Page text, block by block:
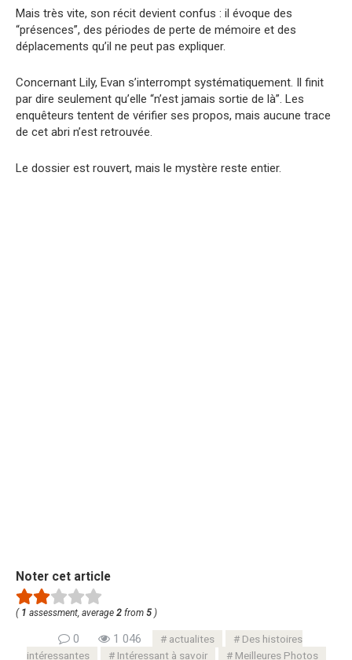
Mais très vite, son récit devient confus : il évoque des
“présences”, des périodes de perte de mémoire et des
déplacements qu’il ne peut pas expliquer.
Concernant Lily, Evan s’interrompt systématiquement. Il finit
par dire seulement qu’elle “n’est jamais sortie de là”. Les
enquêteurs tentent de vérifier ses propos, mais aucune trace
de cet abri n’est retrouvée.
Le dossier est rouvert, mais le mystère reste entier.
Noter cet article
( 1 assessment, average 2 from 5 )
0 1 046 actualites
Des histoires
intéressantes
Intéressant à savoir Meilleures Photos